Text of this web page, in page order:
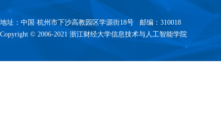
地址：中国·杭州市下沙高教园区学源街18号 邮编：310018
Copyright © 2006-2021 浙江财经大学信息技术与人工智能学院